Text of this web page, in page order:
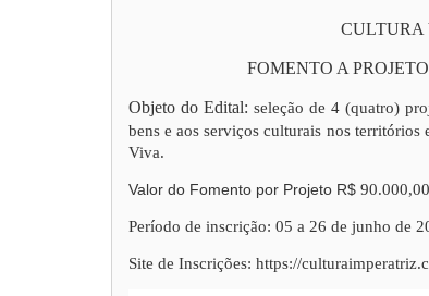
CULTURA
FOMENTO A
Objeto do Edital: seleção de 4 (quatro)
bens e aos serviços culturais nos
Viva.
Valor do Fomento por Projeto R$
Período de inscrição: 05 a 26 de junho de
Site de Inscrições: https://